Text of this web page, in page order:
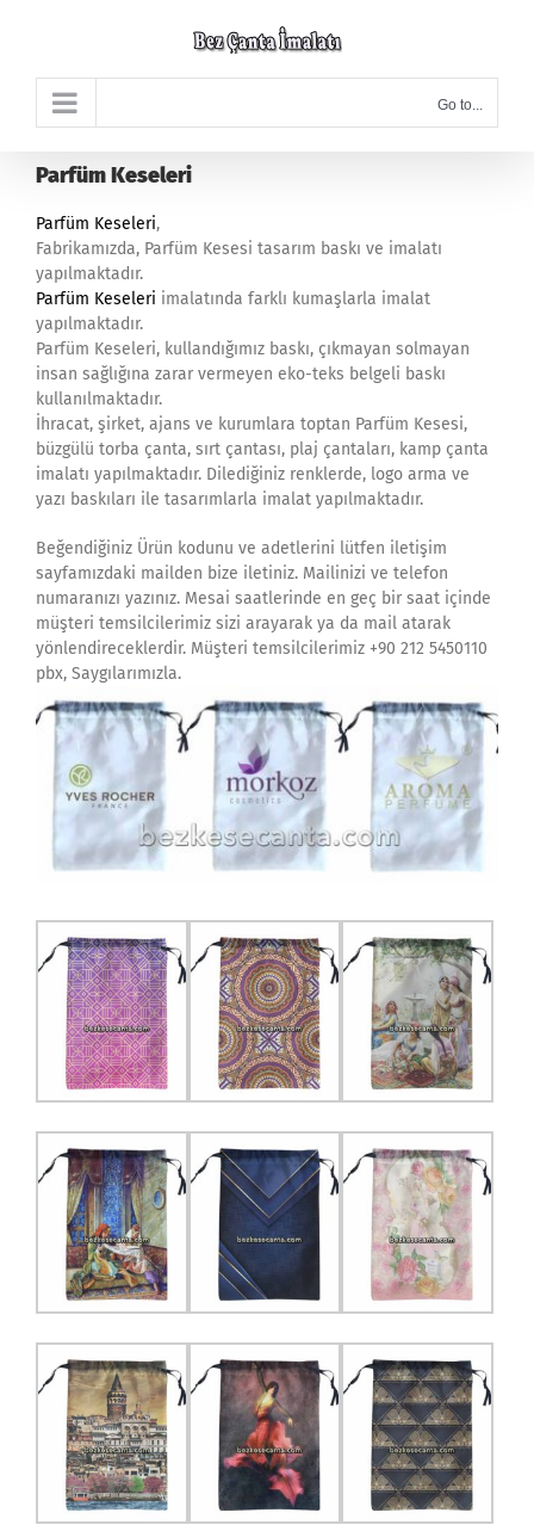
Go to...
Parfüm Keseleri
Parfüm Keseleri,
Fabrikamızda, Parfüm Kesesi tasarım baskı ve imalatı
yapılmaktadır.
Parfüm Keseleri imalatında farklı kumaşlarla imalat
yapılmaktadır.
Parfüm Keseleri, kullandığımız baskı, çıkmayan solmayan
insan sağlığına zarar vermeyen eko-teks belgeli baskı
kullanılmaktadır.
İhracat, şirket, ajans ve kurumlara toptan Parfüm Kesesi,
büzgülü torba çanta, sırt çantası, plaj çantaları, kamp çanta
imalatı yapılmaktadır. Dilediğiniz renklerde, logo arma ve
yazı baskıları ile tasarımlarla imalat yapılmaktadır.
Beğendiğiniz Ürün kodunu ve adetlerini lütfen iletişim
sayfamızdaki mailden bize iletiniz. Mailinizi ve telefon
numaranızı yazınız. Mesai saatlerinde en geç bir saat içinde
müşteri temsilcilerimiz sizi arayarak ya da mail atarak
yönlendireceklerdir. Müşteri temsilcilerimiz +90 212 5450110
pbx, Saygılarımızla.